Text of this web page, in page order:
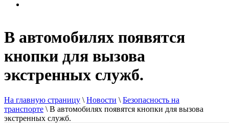
В автомобилях появятся
кнопки для вызова
экстренных служб.
На главную страницу \ Новости \ Безопасность на
транспорте \ В автомобилях появятся кнопки для вызова
экстренных служб.